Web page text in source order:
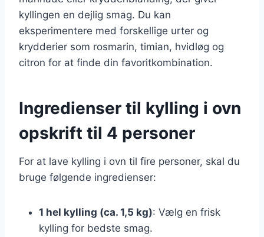
kyllingen en dejlig smag. Du kan
eksperimentere med forskellige urter og
krydderier som rosmarin, timian, hvidløg og
citron for at finde din favoritkombination.
Ingredienser til kylling i ovn
opskrift til 4 personer
For at lave kylling i ovn til fire personer, skal du
bruge følgende ingredienser:
1 hel kylling (ca. 1,5 kg): Vælg en frisk
kylling for bedste smag.